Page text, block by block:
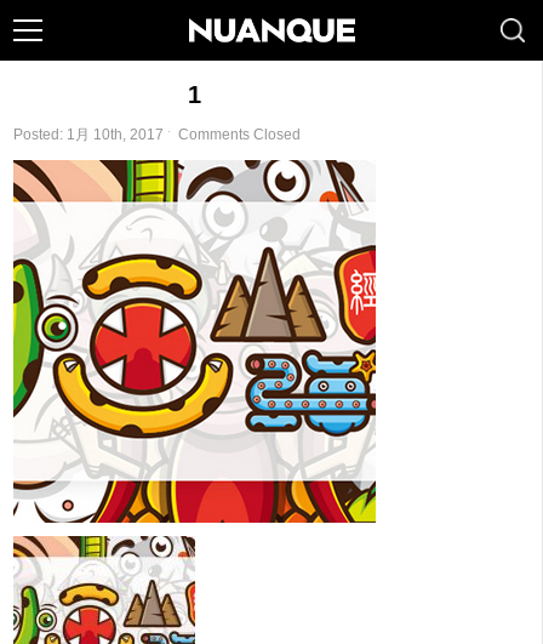
1
Posted: 1月 10th, 2017 ˑ Comments Closed